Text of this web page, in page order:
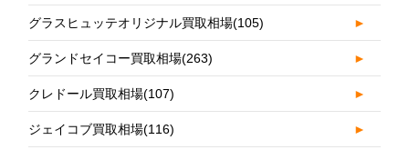
グラスヒュッテオリジナル買取相場(105) ►
グランドセイコー買取相場(263) ►
クレドール買取相場(107) ►
ジェイコブ買取相場(116) ►